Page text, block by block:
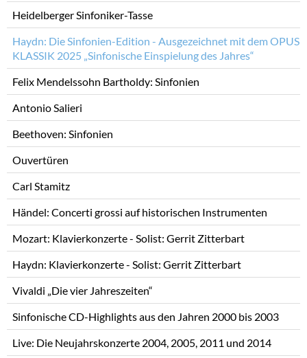
Heidelberger Sinfoniker-Tasse
Haydn: Die Sinfonien-Edition - Ausgezeichnet mit dem OPUS
KLASSIK 2025 „Sinfonische Einspielung des Jahres“
Felix Mendelssohn Bartholdy: Sinfonien
Antonio Salieri
Beethoven: Sinfonien
Ouvertüren
Carl Stamitz
Händel: Concerti grossi auf historischen Instrumenten
Mozart: Klavierkonzerte - Solist: Gerrit Zitterbart
Haydn: Klavierkonzerte - Solist: Gerrit Zitterbart
Vivaldi „Die vier Jahreszeiten“
Sinfonische CD-Highlights aus den Jahren 2000 bis 2003
Live: Die Neujahrskonzerte 2004, 2005, 2011 und 2014